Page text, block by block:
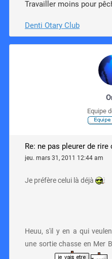
Travailler moins pour
Denti Otary Club
Equipe
Re: ne pas pleurer de
jeu. mars 31, 2011 12:44 am
Je préfère celui là déjà
Heuu, s'il y en a qui
une sortie chasse en Mer